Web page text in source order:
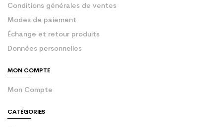
Conditions générales de ventes
Modes de paiement
Échange et retour produits
Données personnelles
MON COMPTE
Mon Compte
CATÉGORIES